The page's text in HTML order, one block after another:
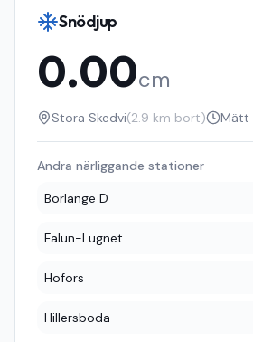
Snödjup
0.00cm
Stora Skedvi(2.9 km bort) Mätt
Andra närliggande stationer
Borlänge D
Falun-Lugnet
Hofors
Hillersboda